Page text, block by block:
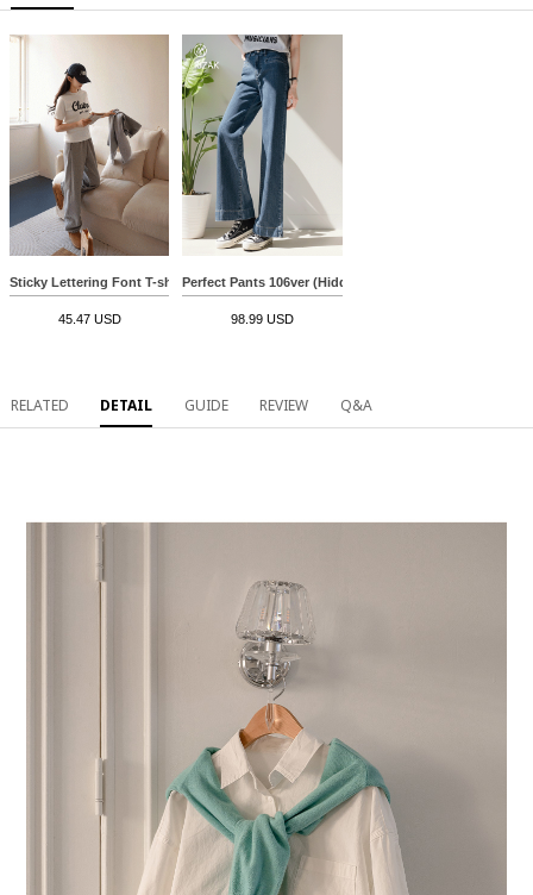
Sticky Lettering Font T-shirt
45.47 USD
Perfect Pants 106ver (Hidden Pocket Wide)
98.99 USD
RELATED DETAIL GUIDE REVIEW Q&A